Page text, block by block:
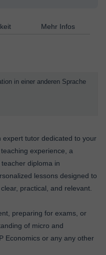
Mehr Infos
in einer anderen Sprache
expert tutor dedicated to your
experience, a
diploma in
lessons designed to
practical, and relevant.
preparing for exams, or
of micro and
Economics or any any other